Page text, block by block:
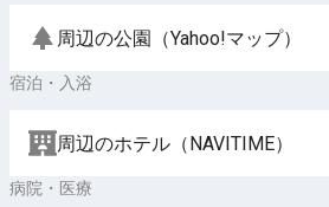
周辺の公園（Yahoo!マップ）
宿泊・入浴
周辺のホテル（NAVITIME）
病院・医療